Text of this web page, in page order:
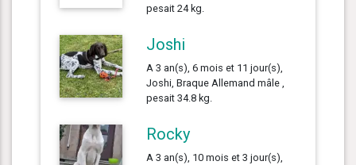
pesait 24 kg.
Joshi
A 3 an(s), 6 mois et 11 jour(s),
Joshi, Braque Allemand mâle ,
pesait 34.8 kg.
Rocky
A 3 an(s), 10 mois et 3 jour(s),